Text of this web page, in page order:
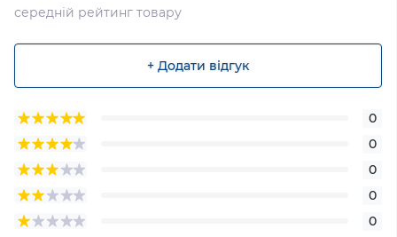
середній рейтинг товару
+ Додати відгук
0
0
0
0
0